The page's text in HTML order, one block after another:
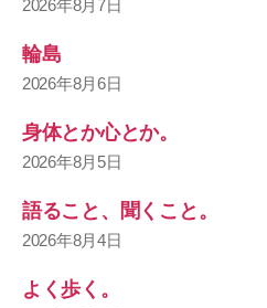
2026年8月7日
輪島
2026年8月6日
身体とか心とか。
2026年8月5日
語ること、聞くこと。
2026年8月4日
よく歩く。